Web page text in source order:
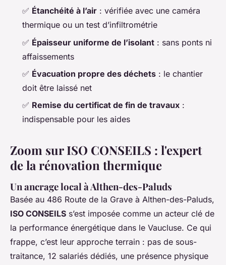
✅ Étanchéité à l’air : vérifiée avec une caméra
thermique ou un test d’infiltrométrie
✅ Épaisseur uniforme de l’isolant : sans ponts ni
affaissements
✅ Évacuation propre des déchets : le chantier
doit être laissé net
✅ Remise du certificat de fin de travaux :
indispensable pour les aides
Zoom sur ISO CONSEILS : l'expert
de la rénovation thermique
Un ancrage local à Althen-des-Paluds
Basée au 486 Route de la Grave à Althen-des-Paluds,
ISO CONSEILS s’est imposée comme un acteur clé de
la performance énergétique dans le Vaucluse. Ce qui
frappe, c’est leur approche terrain : pas de sous-
traitance, 12 salariés dédiés, une présence physique